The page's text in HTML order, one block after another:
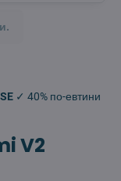
✓ 40% по-евтини
V2